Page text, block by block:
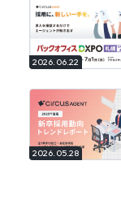
2026.06.22
2026.05.28